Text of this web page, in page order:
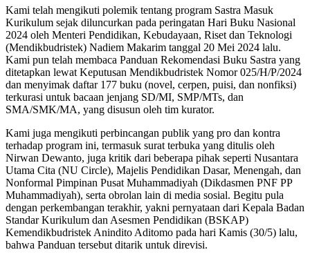
Kami telah mengikuti polemik tentang program Sastra Masuk
Kurikulum sejak diluncurkan pada peringatan Hari Buku Nasional
2024 oleh Menteri Pendidikan, Kebudayaan, Riset dan Teknologi
(Mendikbudristek) Nadiem Makarim tanggal 20 Mei 2024 lalu.
Kami pun telah membaca Panduan Rekomendasi Buku Sastra yang
ditetapkan lewat Keputusan Mendikbudristek Nomor 025/H/P/2024
dan menyimak daftar 177 buku (novel, cerpen, puisi, dan nonfiksi)
terkurasi untuk bacaan jenjang SD/MI, SMP/MTs, dan
SMA/SMK/MA, yang disusun oleh tim kurator.
Kami juga mengikuti perbincangan publik yang pro dan kontra
terhadap program ini, termasuk surat terbuka yang ditulis oleh
Nirwan Dewanto, juga kritik dari beberapa pihak seperti Nusantara
Utama Cita (NU Circle), Majelis Pendidikan Dasar, Menengah, dan
Nonformal Pimpinan Pusat Muhammadiyah (Dikdasmen PNF PP
Muhammadiyah), serta obrolan lain di media sosial. Begitu pula
dengan perkembangan terakhir, yakni pernyataan dari Kepala Badan
Standar Kurikulum dan Asesmen Pendidikan (BSKAP)
Kemendikbudristek Anindito Aditomo pada hari Kamis (30/5) lalu,
bahwa Panduan tersebut ditarik untuk direvisi.